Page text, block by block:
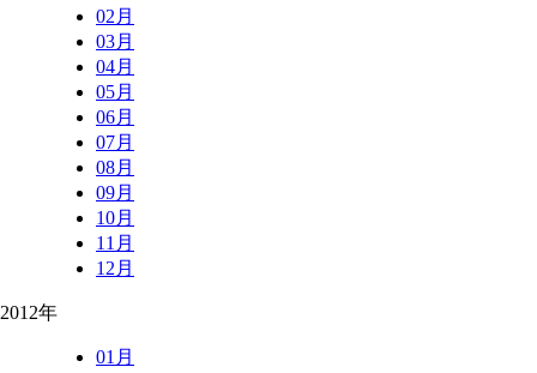
02月
03月
04月
05月
06月
07月
08月
09月
10月
11月
12月
2012年
01月